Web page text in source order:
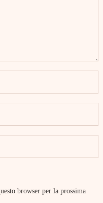
browser per la prossima